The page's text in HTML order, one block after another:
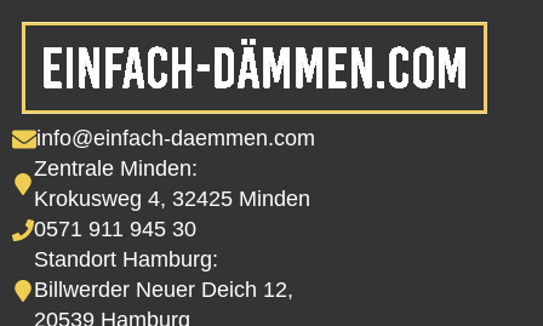
info@einfach-daemmen.com
Zentrale Minden:
Krokusweg 4, 32425 Minden
0571 911 945 30
Standort Hamburg:
Billwerder Neuer Deich 12,
20539 Hamburg